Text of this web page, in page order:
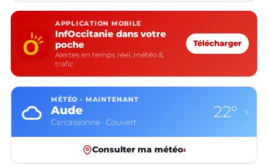
APPLICATION MOBILE
InfOccitanie dans votre
poche
Alertes en temps réel, météo &
trafic
Télécharger
MÉTÉO · MAINTENANT
Aude
Carcassonne · Couvert
22° ›
Consulter ma météo›